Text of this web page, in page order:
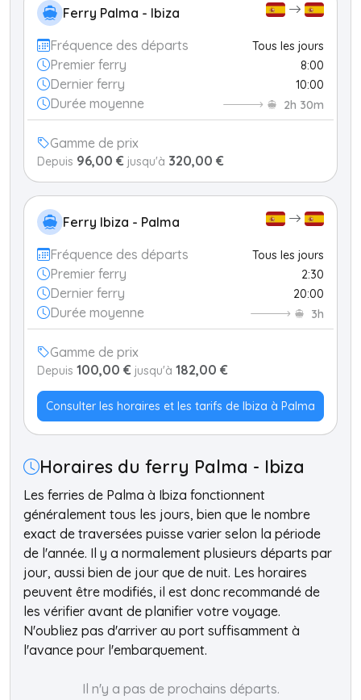
Ferry Palma - Ibiza
Fréquence des départs Tous les jours
Premier ferry 8:00
Dernier ferry 10:00
Durée moyenne 2h 30m
Gamme de prix
Depuis 96,00 € jusqu'à 320,00 €
Ferry Ibiza - Palma
Fréquence des départs Tous les jours
Premier ferry 2:30
Dernier ferry 20:00
Durée moyenne 3h
Gamme de prix
Depuis 100,00 € jusqu'à 182,00 €
Consulter les horaires et les tarifs de Ibiza à Palma
Horaires du ferry Palma - Ibiza
Les ferries de Palma à Ibiza fonctionnent
généralement tous les jours, bien que le nombre
exact de traversées puisse varier selon la période
de l'année. Il y a normalement plusieurs départs par
jour, aussi bien de jour que de nuit. Les horaires
peuvent être modifiés, il est donc recommandé de
les vérifier avant de planifier votre voyage.
N'oubliez pas d'arriver au port suffisamment à
l'avance pour l'embarquement.
Il n'y a pas de prochains départs.